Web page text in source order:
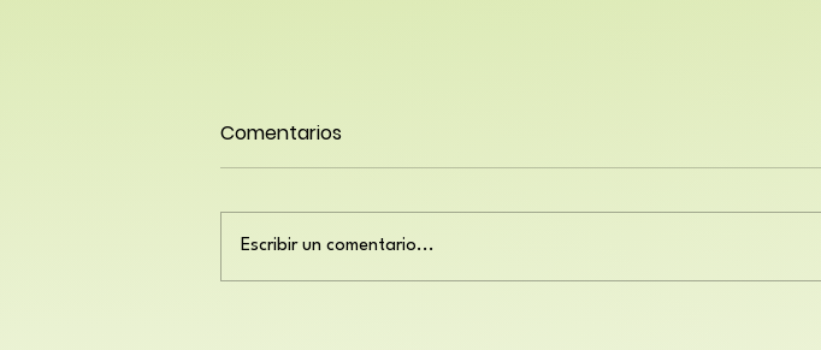
Comentarios
Escribir un comentario...